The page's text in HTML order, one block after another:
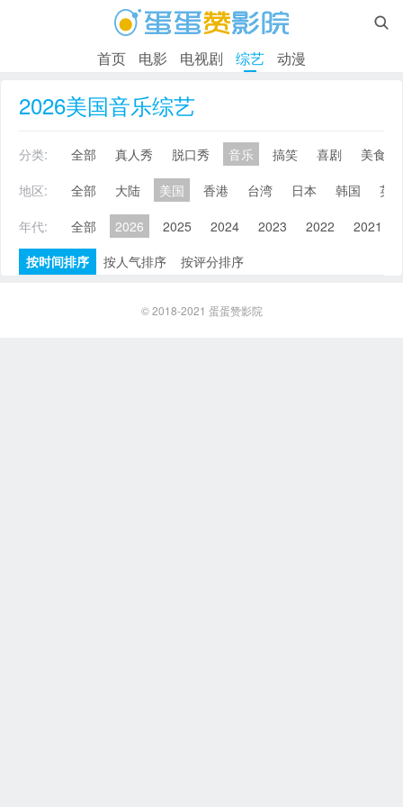

首页 电影 电视剧 综艺 动漫
2026美国音乐综艺
分类: 全部 真人秀 脱口秀 音乐 搞笑 喜剧
美食
地区:
全部 大陆 美国 香港 台湾 日本 韩国
英
年代:
全部 2026 2025 2024 2023 2022 2021
按时间排序
按人气排序 按评分排序
© 2018-2021 蛋蛋赞影院